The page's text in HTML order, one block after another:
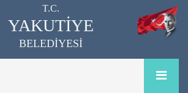
T.C.
YAKUTİYE
BELEDİYESİ